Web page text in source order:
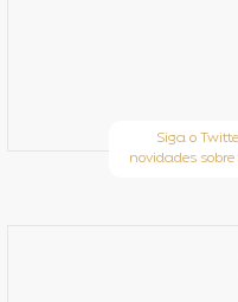
Siga o
novidades